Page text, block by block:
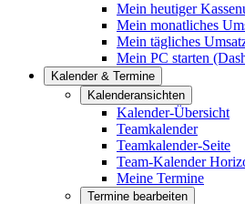
Mein heutiger
Mein monatliches
Mein tägliches
Mein PC starten
Kalender & Termine
Kalenderansichten
Kalender-Übersicht
Teamkalender
Teamkalender-Seite
Team-Kalender
Meine Termine
Termine bearbeiten